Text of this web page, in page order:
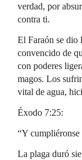
verdad, por
contra ti.
El Faraón se dio
convencido de
con poderes
magos. Los
vital de agua,
Éxodo 7:25:
“Y cumpliéronse
La plaga duró